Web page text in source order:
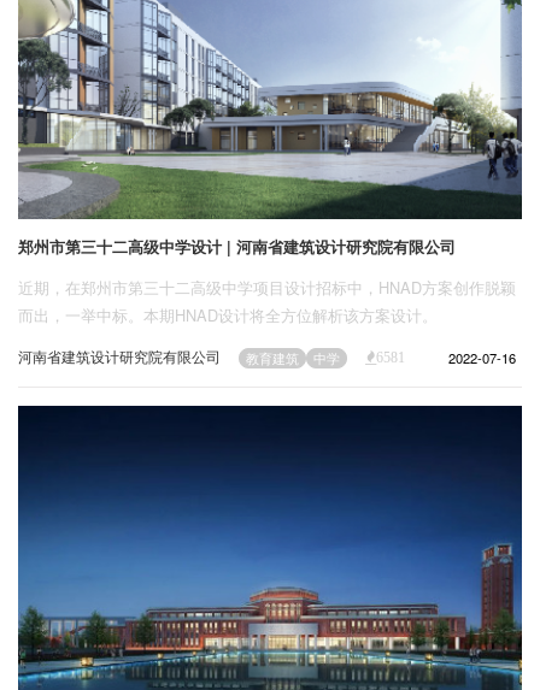
郑州市第三十二高级中学设计 | 河南省建筑设计研究院有限公司
近期，在郑州市第三十二高级中学项目设计招标中，HNAD方案创作脱颖
而出，一举中标。本期HNAD设计将全方位解析该方案设计。
河南省建筑设计研究院有限公司 教育建筑 中学 6581 2022-07-16